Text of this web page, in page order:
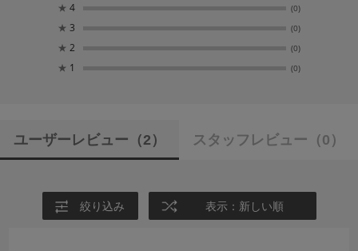
★ 4 (0)
★ 3 (0)
★ 2 (0)
★ 1 (0)
ユーザーレビュー （2） スタッフレビュー （0）
絞り込み 表示：新しい順